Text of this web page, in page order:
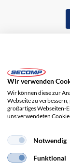
Impressum
Wir verwenden
Wir können diese zur
Webseite zu
großartiges Webseiten-
uns verwendeten
Notwendig
Funktional